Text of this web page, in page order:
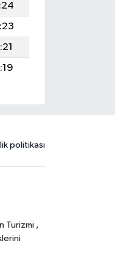
politikası
Turizmi ,